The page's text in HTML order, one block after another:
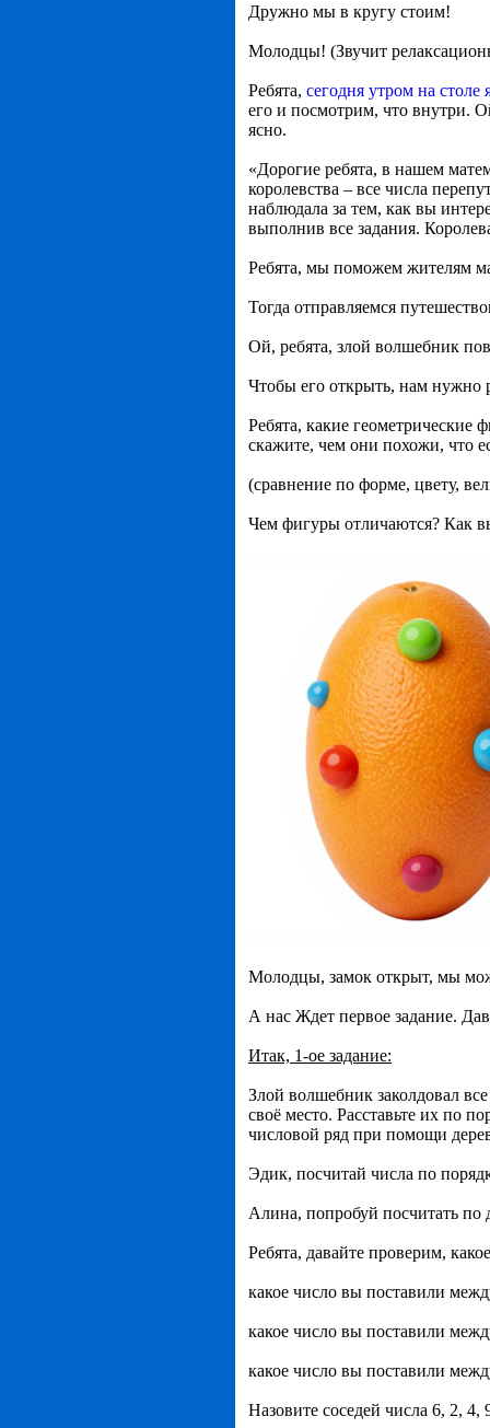
Дружно мы в кругу стоим!
Молодцы! (Звучит
Ребята, сегодня утром на
его и посмотрим, что внутри.
ясно.
«Дорогие ребята, в нашем
королевства – все числа
наблюдала за тем, как вы
выполнив все задания.
Ребята, мы поможем жителям
Тогда отправляемся
Ой, ребята, злой волшебник
Чтобы его открыть, нам нужно
Ребята, какие геометрические
скажите, чем они похожи, что
(сравнение по форме, цвету,
Чем фигуры отличаются? Как
Молодцы, замок открыт, мы
А нас Ждет первое задание.
Итак, 1-ое задание:
Злой волшебник заколдовал
своё место. Расставьте их по
числовой ряд при помощи
Эдик, посчитай числа по
Алина, попробуй посчитать по
Ребята, давайте проверим,
какое число вы поставили
какое число вы поставили
какое число вы поставили
Назовите соседей числа 6, 2, 4,